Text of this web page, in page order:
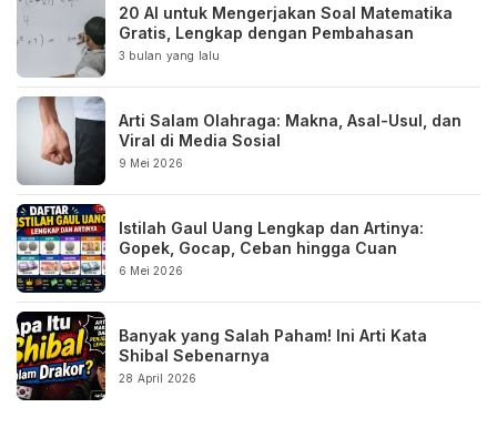
20 AI untuk Mengerjakan Soal Matematika
Gratis, Lengkap dengan Pembahasan
3 bulan yang lalu
Arti Salam Olahraga: Makna, Asal-Usul, dan
Viral di Media Sosial
9 Mei 2026
Istilah Gaul Uang Lengkap dan Artinya:
Gopek, Gocap, Ceban hingga Cuan
6 Mei 2026
Banyak yang Salah Paham! Ini Arti Kata
Shibal Sebenarnya
28 April 2026